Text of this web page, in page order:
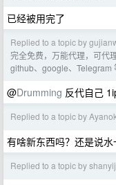
已经被用完了
Replied to a topic by
完全免费，万能代理，可代
github、google、Telegram
@Drumming 反代自己
Replied to a topic by
有啥新东西吗？还是说水
Replied to a topic by